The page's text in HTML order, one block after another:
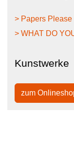
> Papers Please
> WHAT DO
Kunstwerke
zum